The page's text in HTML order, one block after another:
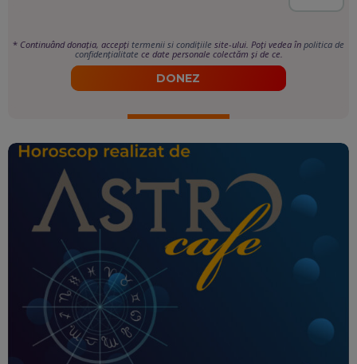
* Continuând donația, accepți termenii si condițiile site-ului. Poți vedea în politica de
confidențialitate ce date personale colectăm și de ce.
DONEZ